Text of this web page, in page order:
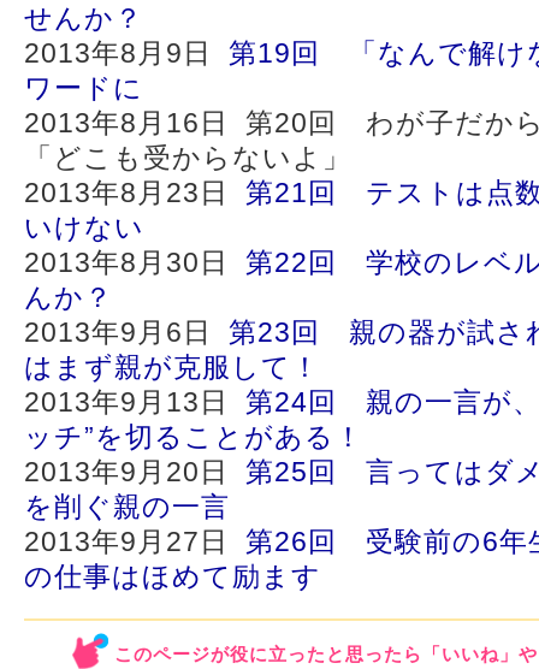
せんか？
2013年8月9日 第19回 「なんで解け
ワードに
2013年8月16日 第20回 わが子だか
「どこも受からないよ」
2013年8月23日 第21回 テストは点
いけない
2013年8月30日 第22回 学校のレベ
んか？
2013年9月6日 第23回 親の器が試さ
はまず親が克服して！
2013年9月13日 第24回 親の一言が
ッチ”を切ることがある！
2013年9月20日 第25回 言ってはダ
を削ぐ親の一言
2013年9月27日 第26回 受験前の6
の仕事はほめて励ます
このページが役に立ったと思ったら「いいね」